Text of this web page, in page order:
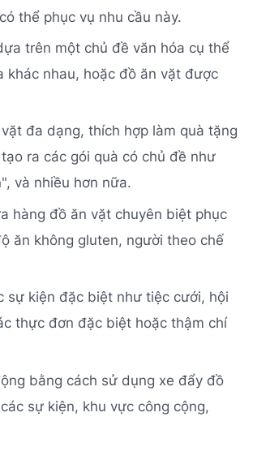
thể phục vụ nhu cầu này.
trên một chủ đề văn hóa cụ thể
khác nhau, hoặc đồ ăn vặt được
đa dạng, thích hợp làm quà tặng
ra các gói quà có chủ đề như
và nhiều hơn nữa.
hàng đồ ăn vặt chuyên biệt phục
ăn không gluten, người theo chế
sự kiện đặc biệt như tiệc cưới, hội
thực đơn đặc biệt hoặc thậm chí
bằng cách sử dụng xe đẩy đồ
sự kiện, khu vực công cộng,